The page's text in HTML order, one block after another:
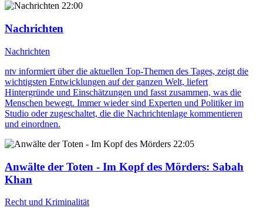
22:00
Nachrichten
Nachrichten
ntv informiert über die aktuellen Top-Themen des Tages, zeigt die
wichtigsten Entwicklungen auf der ganzen Welt, liefert
Hintergründe und Einschätzungen und fasst zusammen, was die
Menschen bewegt. Immer wieder sind Experten und Politiker im
Studio oder zugeschaltet, die die Nachrichtenlage kommentieren
und einordnen.
22:05
Anwälte der Toten - Im Kopf des Mörders: Sabah
Khan
Recht und Kriminalität